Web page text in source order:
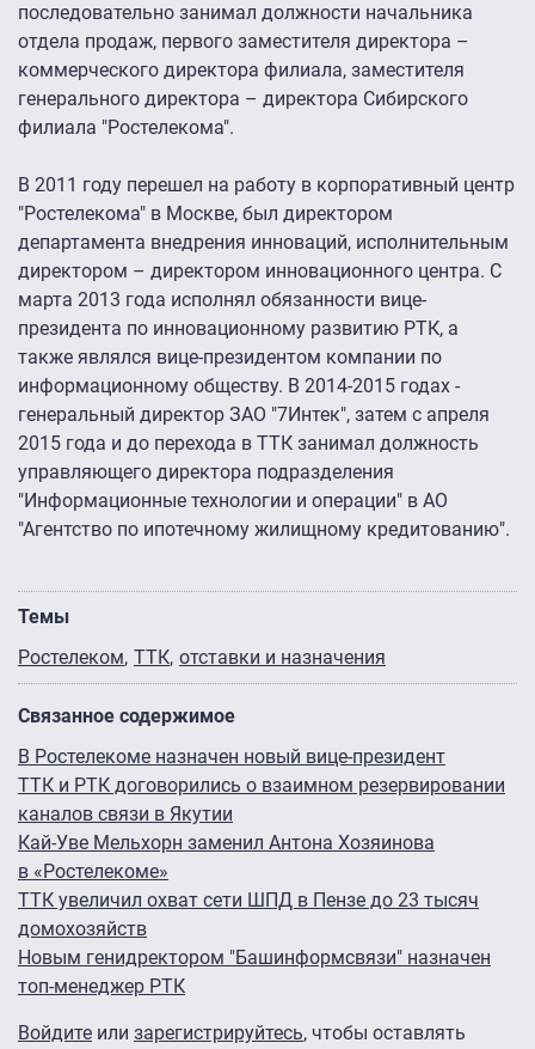
последовательно занимал должности начальника
отдела продаж, первого заместителя директора –
коммерческого директора филиала, заместителя
генерального директора – директора Сибирского
филиала "Ростелекома".
В 2011 году перешел на работу в корпоративный центр
"Ростелекома" в Москве, был директором
департамента внедрения инноваций, исполнительным
директором – директором инновационного центра. С
марта 2013 года исполнял обязанности вице-
президента по инновационному развитию РТК, а
также являлся вице-президентом компании по
информационному обществу. В 2014-2015 годах -
генеральный директор ЗАО "7Интек", затем с апреля
2015 года и до перехода в ТТК занимал должность
управляющего директора подразделения
"Информационные технологии и операции" в АО
"Агентство по ипотечному жилищному кредитованию".
Темы
Ростелеком ТТК отставки и назначения
Связанное содержимое
В Ростелекоме назначен новый вице-президент
ТТК и РТК договорились о взаимном резервировании
каналов связи в Якутии
Кай-Уве Мельхорн заменил Антона Хозяинова
в «Ростелекоме»
ТТК увеличил охват сети ШПД в Пензе до 23 тысяч
домохозяйств
Новым генидректором "Башинформсвязи" назначен
топ-менеджер РТК
Войдите или зарегистрируйтесь, чтобы оставлять